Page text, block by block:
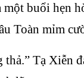
một buổi hẹn
Toàn mỉm
thả.” Tạ Xiễn